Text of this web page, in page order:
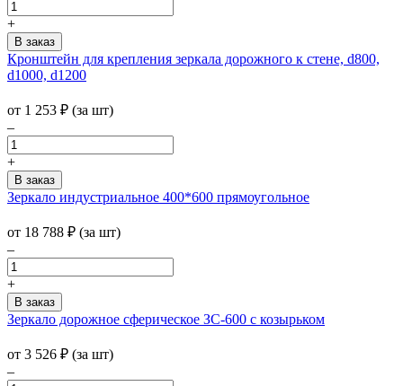
+
Кронштейн для крепления зеркала дорожного к стене, d800,
d1000, d1200
от 1 253 ₽ (за шт)
–
+
Зеркало индустриальное 400*600 прямоугольное
от 18 788 ₽ (за шт)
–
+
Зеркало дорожное сферическое ЗС-600 с козырьком
от 3 526 ₽ (за шт)
–